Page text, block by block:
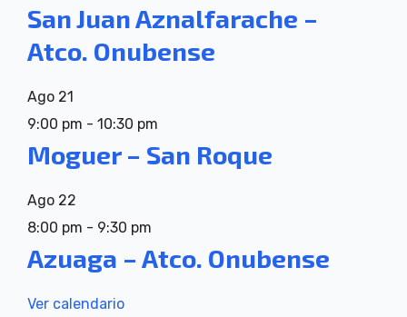
San Juan Aznalfarache –
Atco. Onubense
Ago 21
9:00 pm - 10:30 pm
Moguer – San Roque
Ago 22
8:00 pm - 9:30 pm
Azuaga – Atco. Onubense
Ver calendario